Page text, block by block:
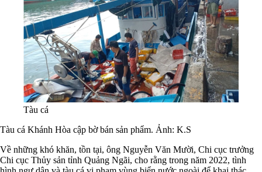
Tàu cá
Tàu cá Khánh Hòa cập bờ bán sản phẩm. Ảnh: K.S
Về những khó khăn, tồn tại, ông Nguyễn Văn Mười, Chi cục trưởng
Chi cục Thủy sản tỉnh Quảng Ngãi, cho rằng trong năm 2022, tình